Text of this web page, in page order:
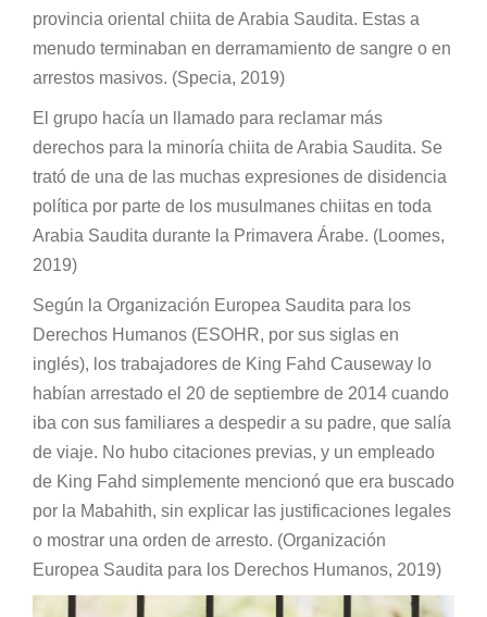
provincia oriental chiita de Arabia Saudita. Estas a
menudo terminaban en derramamiento de sangre o en
arrestos masivos. (Specia, 2019)
El grupo hacía un llamado para reclamar más
derechos para la minoría chiita de Arabia Saudita. Se
trató de una de las muchas expresiones de disidencia
política por parte de los musulmanes chiitas en toda
Arabia Saudita durante la Primavera Árabe. (Loomes,
2019)
Según la Organización Europea Saudita para los
Derechos Humanos (ESOHR, por sus siglas en
inglés), los trabajadores de King Fahd Causeway lo
habían arrestado el 20 de septiembre de 2014 cuando
iba con sus familiares a despedir a su padre, que salía
de viaje. No hubo citaciones previas, y un empleado
de King Fahd simplemente mencionó que era buscado
por la Mabahith, sin explicar las justificaciones legales
o mostrar una orden de arresto. (Organización
Europea Saudita para los Derechos Humanos, 2019)